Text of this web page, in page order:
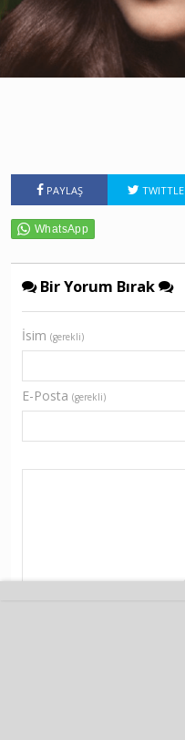
PAYLAŞ TWITTLE
Bir Yorum Bırak
İsim (gerekli)
E-Posta (gerekli)